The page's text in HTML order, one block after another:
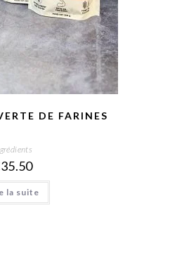
DE FARINES
35.50
la suite